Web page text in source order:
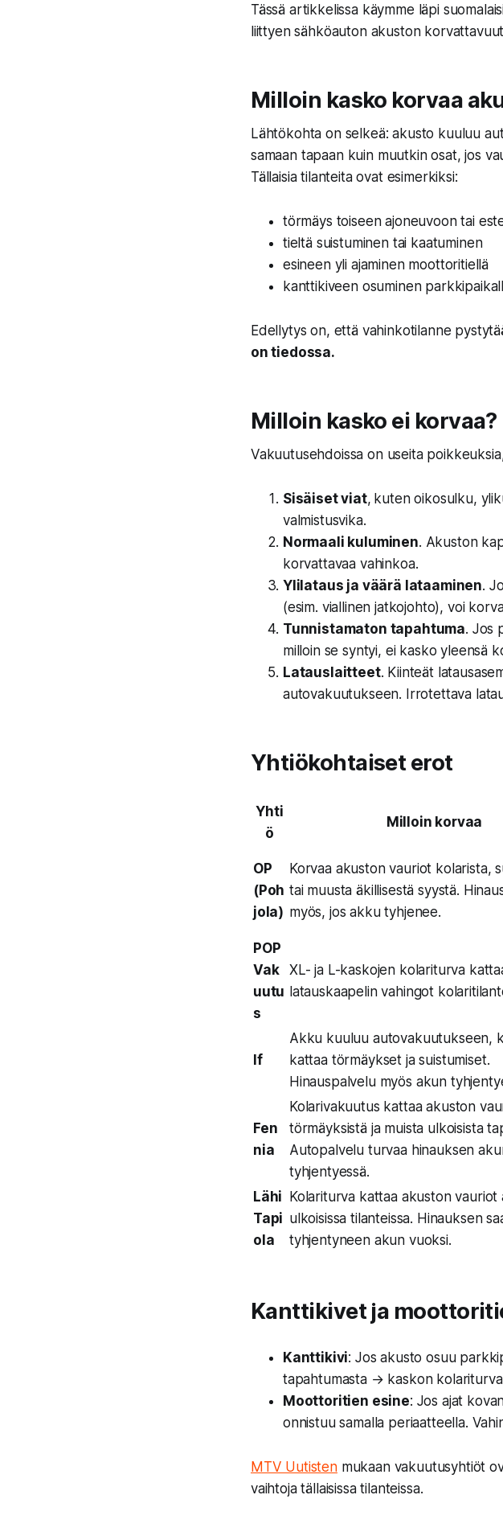
Tässä artikkelissa käymme läpi
liittyen sähköauton akuston
Milloin kasko korvaa
Lähtökohta on selkeä:akusto kuuluu
samaan tapaan kuin muutkin osat, jos
Tällaisia tilanteita ovat esimerkiksi:
törmäys toiseen ajoneuvoon tai
tieltä suistuminen tai kaatuminen
esineen yli ajaminen moottoritiellä
kanttikiveen osuminen
Edellytys on, että vahinkotilanne
on tiedossa.
Milloin kasko ei korvaa?
Vakuutusehdoissa on useita
Sisäiset viat, kuten oikosulku,
valmistusvika.
Normaali kuluminen. Akuston
korvattavaa vahinkoa.
Ylilataus ja väärä lataaminen.
(esim. viallinen jatkojohto), voi
Tunnistamaton tapahtuma. Jos
milloin se syntyi, ei kasko yleensä
Latauslaitteet. Kiinteät
autovakuutukseen. Irrotettava
Yhtiökohtaiset erot
Yhti
ö
Milloin korvaa
OP
(Poh
jola)
Korvaa akuston vauriot kolarista,
tai muusta äkillisestä syystä.
myös, jos akku tyhjenee.
POP
Vak
uutu
s
XL- ja L-kaskojen kolariturva
latauskaapelin vahingot
If
Akku kuuluu autovakuutukseen,
kattaa törmäykset ja suistumiset.
Hinauspalvelu myös akun
Fen
nia
Kolarivakuutus kattaa akuston
törmäyksistä ja muista ulkoisista
Autopalvelu turvaa hinauksen
tyhjentyessä.
Lähi
Tapi
ola
Kolariturva kattaa akuston vauriot
ulkoisissa tilanteissa. Hinauksen
tyhjentyneen akun vuoksi.
Kanttikivet ja
Kanttikivi: Jos akusto osuu
tapahtumasta → kaskon
Moottoritien esine: Jos ajat
onnistuu samalla periaatteella.
MTV Uutistenmukaan vakuutusyhtiöt
vaihtoja tällaisissa tilanteissa.